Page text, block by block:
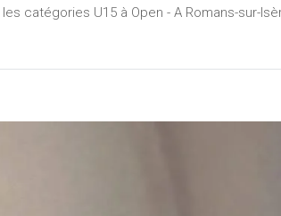
catégories U15 à Open - A Romans-sur-